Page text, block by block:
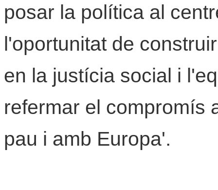
posar la política al
l'oportunitat de
en la justícia social i
refermar el compromís
pau i amb Europa'.